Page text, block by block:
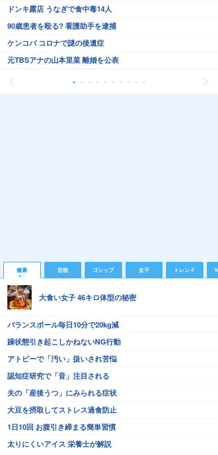
ドンキ露店 うなぎで食中毒14人
90歳患者を殴る? 看護助手を逮捕
ケンコバ コロナで謎の後遺症
元TBSアナの山本里菜 離婚を公表
健康 芸能 ゴシップ 女子 トレンド
大食い女子 46キロ体型の秘密
バランスボール毎日10分で20kg減
躁状態引き起こしかねないNG行動
アトピーで「汚い」扱いされ苦悩
認知症研究で「音」注目される
夫の「産後うつ」にみられる症状
大豆を摂取してストレス過食防止
1日10回 お腹引き締まる簡単習慣
太りにくいアイス 栄養士が解説